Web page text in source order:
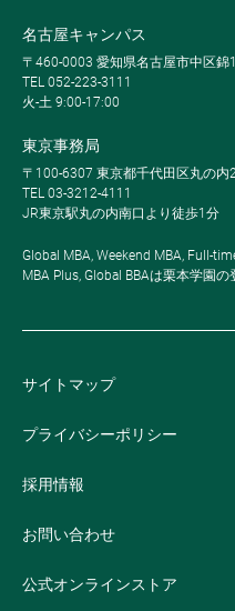
名古屋キャンパス
〒460-0003 愛知県名古屋市中区錦
TEL 052-223-3111
火-土 9:00-17:00
東京事務局
〒100-6307 東京都千代田区丸の内
TEL 03-3212-4111
JR東京駅丸の内南口より徒歩1分
Global MBA, Weekend MBA, Full-
MBA Plus, Global BBAは栗本学園の
サイトマップ
プライバシーポリシー
採用情報
お問い合わせ
公式オンラインストア